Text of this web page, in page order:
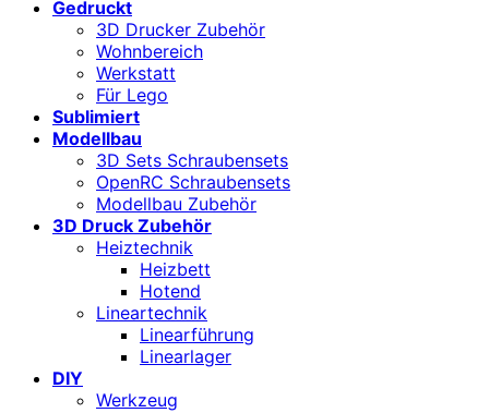
Gedruckt
3D Drucker Zubehör
Wohnbereich
Werkstatt
Für Lego
Sublimiert
Modellbau
3D Sets Schraubensets
OpenRC Schraubensets
Modellbau Zubehör
3D Druck Zubehör
Heiztechnik
Heizbett
Hotend
Lineartechnik
Linearführung
Linearlager
DIY
Werkzeug